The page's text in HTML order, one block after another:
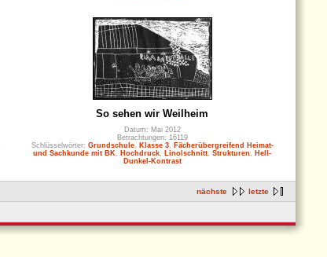
So sehen wir Weilheim
Datum: Mai 2012
Betrachtungen: 16119
Schlüsselwörter: Grundschule, Klasse 3,
Fächerübergreifend Heimat-
und Sachkunde mit BK
Hochdruck Linolschnitt Strukturen
Hell-
Dunkel-Kontrast
nächste letzte